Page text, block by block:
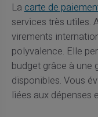
Lacarte de
services très utiles.
virements
polyvalence. Elle
budget grâce à une
disponibles. Vous
liées aux dépenses